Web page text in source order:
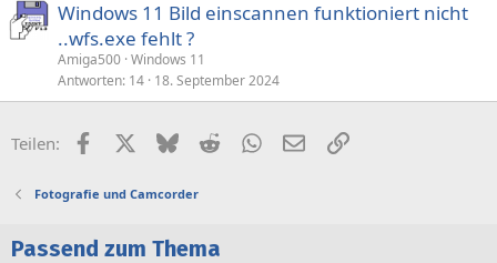
Windows 11 Bild einscannen funktioniert nicht
..wfs.exe fehlt ?
Amiga500 Windows 11
Antworten 14 18. September 2024
Teilen: FacebookX (Twitter)
BlueskyRedditWhatsApp
E-MailLink
Fotografie und Camcorder
Passend zum Thema